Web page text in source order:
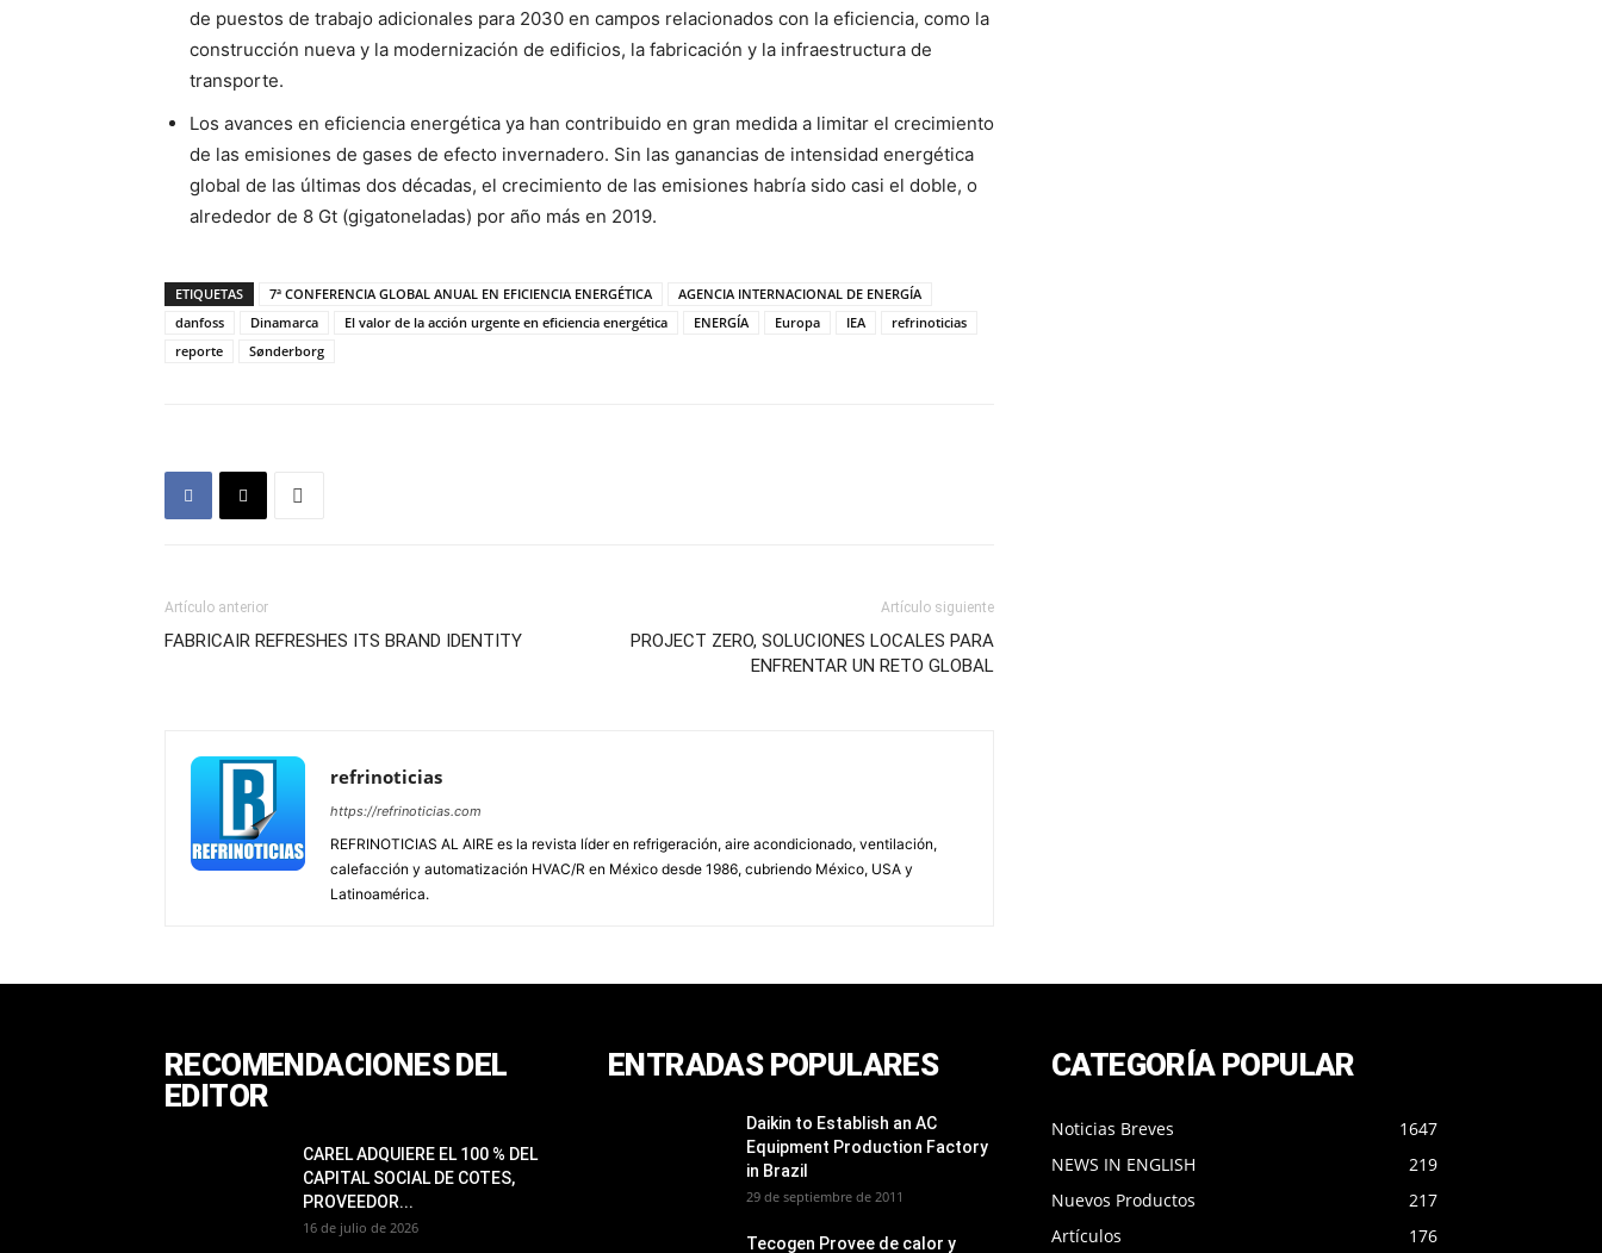
de puestos de trabajo adicionales para 2030 en campos relacionados con la eficiencia, como la
construcción nueva y la modernización de edificios, la fabricación y la infraestructura de
transporte.
Los avances en eficiencia energética ya han contribuido en gran medida a limitar el crecimiento
de las emisiones de gases de efecto invernadero. Sin las ganancias de intensidad energética
global de las últimas dos décadas, el crecimiento de las emisiones habría sido casi el doble, o
alrededor de 8 Gt (gigatoneladas) por año más en 2019.
ETIQUETAS 7ª CONFERENCIA GLOBAL ANUAL EN EFICIENCIA ENERGÉTICA
AGENCIA INTERNACIONAL DE ENERGÍA
danfoss
Dinamarca El valor de la acción urgente en eficiencia energética ENERGÍA Europa IEA
refrinoticias
reporte
Sønderborg
Artículo anterior
FABRICAIR REFRESHES ITS BRAND IDENTITY
Artículo siguiente
PROJECT ZERO, SOLUCIONES LOCALES PARA
ENFRENTAR UN RETO GLOBAL
refrinoticias
https://refrinoticias.com
REFRINOTICIAS AL AIRE es la revista líder en refrigeración, aire acondicionado, ventilación,
calefacción y automatización HVAC/R en México desde 1986, cubriendo México, USA y
Latinoamérica.
RECOMENDACIONES DEL
EDITOR
CAREL ADQUIERE EL 100 % DEL
CAPITAL SOCIAL DE COTES,
PROVEEDOR...
16 de julio de 2026
ENTRADAS POPULARES
Daikin to Establish an AC
Equipment Production Factory
in Brazil
29 de septiembre de 2011
Tecogen Provee de calor y
CATEGORÍA POPULAR
Noticias Breves
1647
NEWS IN ENGLISH
219
Nuevos Productos
217
Artículos
176